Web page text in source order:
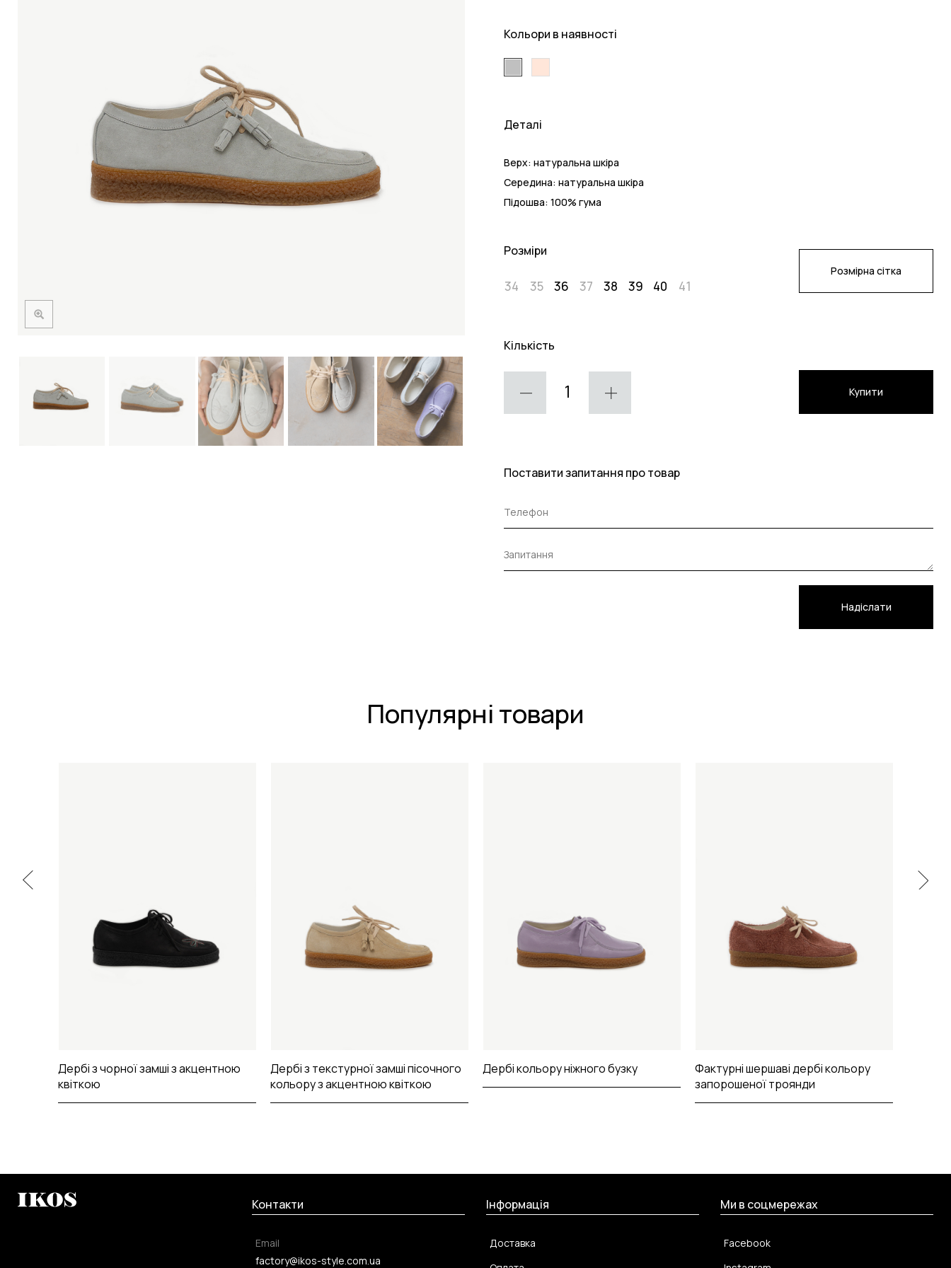
Кольори в наявності
Деталі
Верх: натуральна шкіра
Середина: натуральна шкіра
Підошва: 100% гума
Розміри
34 35 36 37 38 39 40 41
Розмірна сітка
Кількість
Купити
Поставити запитання про товар
Надіслати
Популярні товари
Дербі з чорної замші з акцентною
квіткою
Дербі з текстурної замші пісочного
кольору з акцентною квіткою
Дербі кольору ніжного бузку
Фактурні шершаві дербі кольору
запорошеної троянди
Ми в соцмережах
Facebook
Контакти
Email
factory@ikos-style.com.ua
Інформація
Доставка